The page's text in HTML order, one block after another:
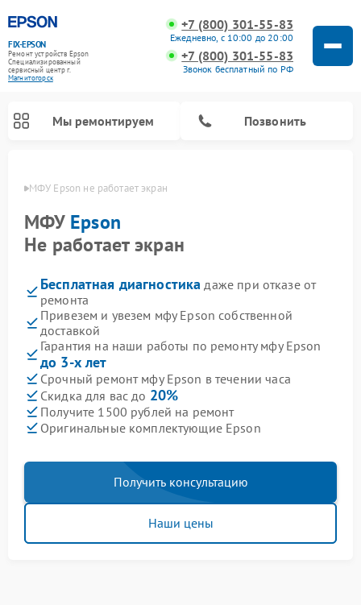
FIX-EPSON
Ремонт устройств Epson
Специализированный
cервисный центр г.
Магнитогорск
+7 (800) 301-55-83
Ежедневно, с 10:00 до 20:00
+7 (800) 301-55-83
Звонок бесплатный по РФ
Мы ремонтируем Позвонить
МФУ Epson не работает экран
МФУ Epson
Не работает экран
Бесплатная диагностика даже при отказе от
ремонта
Привезем и увезем мфу Epson собственной
доставкой
Гарантия на наши работы по ремонту мфу Epson
до 3-х лет
Срочный ремонт мфу Epson в течении часа
Скидка для вас до 20%
Получите 1500 рублей на ремонт
Оригинальные комплектующие Epson
Получить консультацию
Наши цены